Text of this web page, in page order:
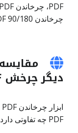
چرخاندن PDF 90/180 جستجو کنند.
دیگر چرخش PDF
PDF چه تفاوتی دارد؟